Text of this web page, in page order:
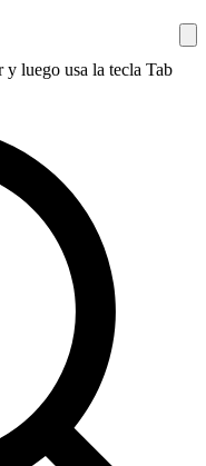
y luego usa la tecla Tab